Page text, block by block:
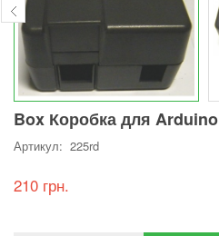
Box Коробка для Arduino
Артикул: 225rd
210 грн.